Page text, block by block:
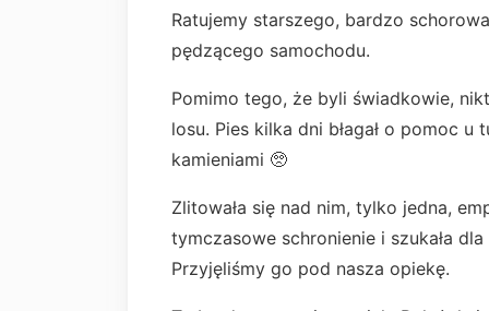
Ratujemy starszego, bardzo
pędzącego samochodu.
Pomimo tego, że byli świadkowie,
losu. Pies kilka dni błagał o pomoc
kamieniami 🥺
Zlitowała się nad nim, tylko jedna,
tymczasowe schronienie i szukała
Przyjęliśmy go pod nasza opiekę.